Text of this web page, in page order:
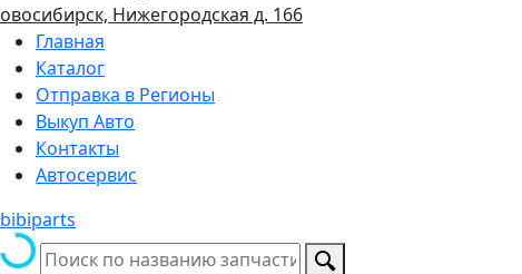
Нижегородская д. 166
Главная
Каталог
Отправка в Регионы
Выкуп Авто
Контакты
Автосервис
bibiparts